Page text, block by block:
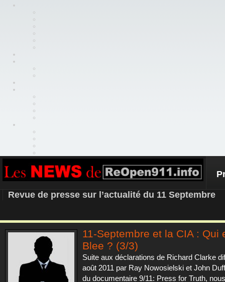
REOPEN911 – NEWS
Revue de presse sur l’actualité du 11 Septembre
11-Septembre et la CIA : Qui
Blee ? (3/3)
Suite aux déclarations de Richard Clarke
août 2011 par Ray Nowosielski et John
du documentaire 9/11: Press for Truth,